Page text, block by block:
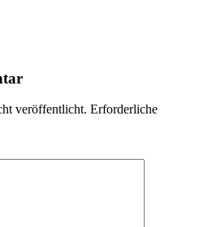
veröffentlicht. Erforderliche